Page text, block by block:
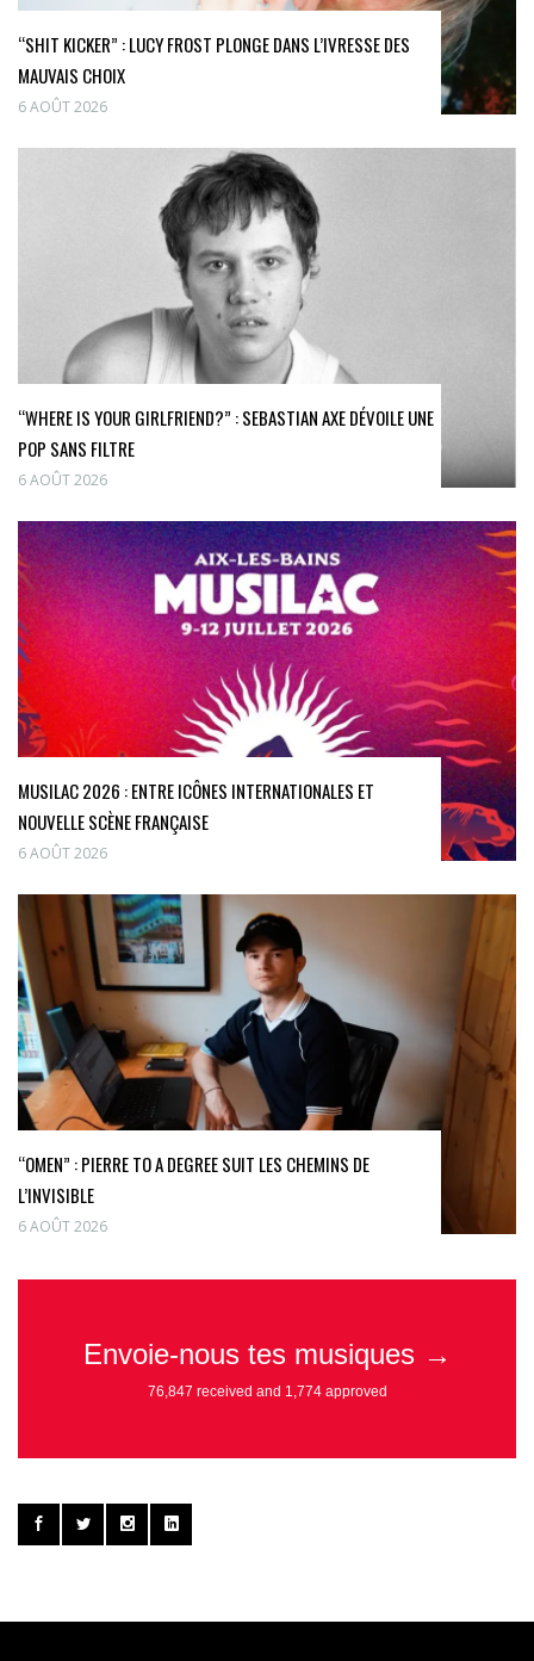
“SHIT KICKER” : LUCY FROST PLONGE DANS L’IVRESSE DES
MAUVAIS CHOIX
6 AOÛT 2026
“WHERE IS YOUR GIRLFRIEND?” : SEBASTIAN AXE DÉVOILE UNE
POP SANS FILTRE
6 AOÛT 2026
MUSILAC 2026 : ENTRE ICÔNES INTERNATIONALES ET
NOUVELLE SCÈNE FRANÇAISE
6 AOÛT 2026
“OMEN” : PIERRE TO A DEGREE SUIT LES CHEMINS DE
L’INVISIBLE
6 AOÛT 2026